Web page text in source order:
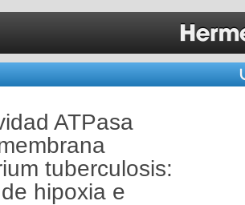
ATPasa
tuberculosis:
hipoxia e